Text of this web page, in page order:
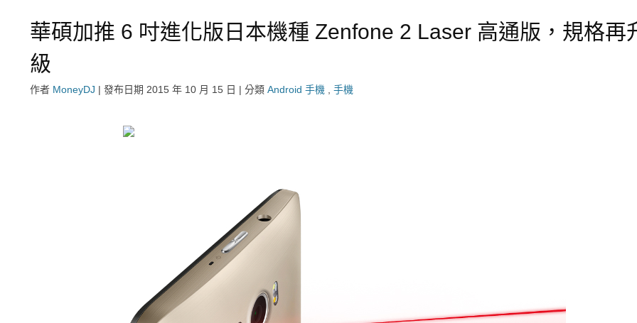
華碩加推 6 吋進化版日本機種 Zenfone 2 Laser 高通版，規格再
級
作者 MoneyDJ | 發布日期 2015 年 10 月 15 日 | 分類 Android 手機 手機